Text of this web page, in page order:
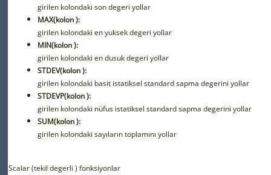
girilen kolondaki son degeri yollar
MAX(kolon ):
girilen kolondaki en yuksek degeri yollar
MIN(kolon ):
girilen kolondaki en dusuk degeri yollar
STDEV(kolon ):
girilen kolondaki basit istatiksel standard sapma degerini yollar
STDEVP(kolon ):
girilen kolondaki nüfus istatiksel standard sapma degerini yollar
SUM(kolon ):
girilen kolondaki sayıların toplamını yollar
Scalar (tekil degerli ) fonksiyonlar